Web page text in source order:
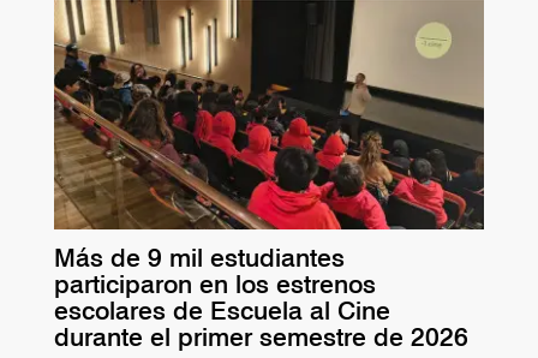
Más de 9 mil estudiantes
participaron en los estrenos
escolares de Escuela al Cine
durante el primer semestre de 2026